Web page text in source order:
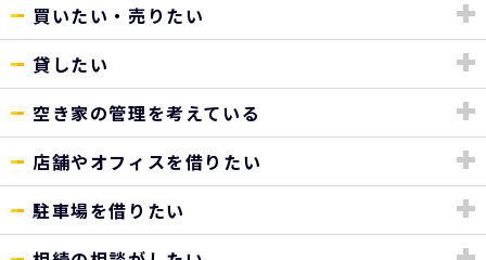
買いたい・売りたい
貸したい
空き家の管理を考えている
店舗やオフィスを借りたい
駐車場を借りたい